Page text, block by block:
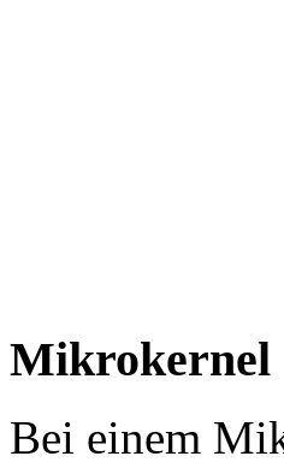
Mikrokernel
Bei einem